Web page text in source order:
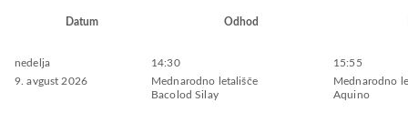
Datum Odhod
nedelja
9. avgust 2026
14:30
Mednarodno letališče
Bacolod Silay
15:55
Mednarodno
Aquino